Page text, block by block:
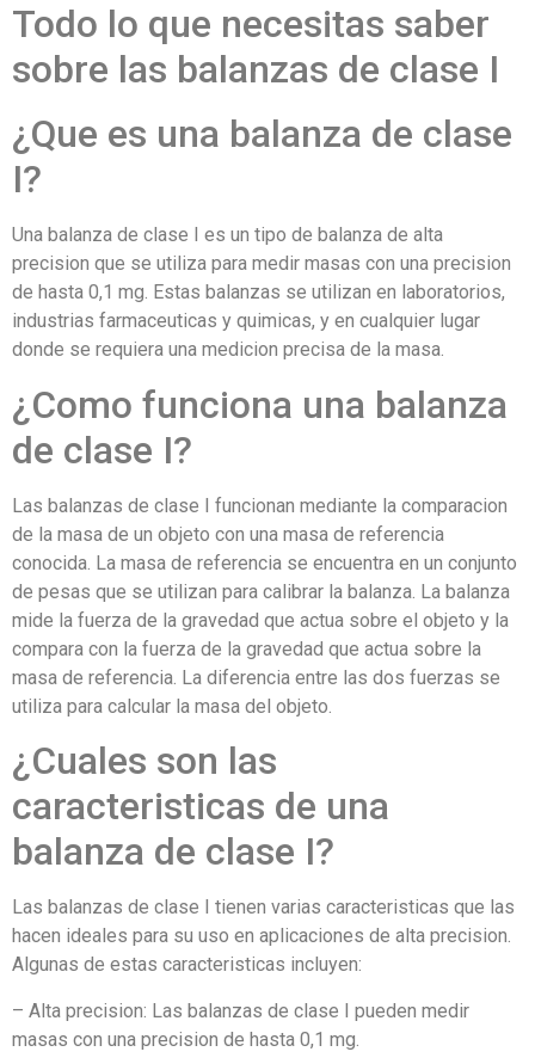
Todo lo que necesitas saber
sobre las balanzas de clase I
¿Que es una balanza de clase
I?
Una balanza de clase I es un tipo de balanza de alta
precision que se utiliza para medir masas con una precision
de hasta 0,1 mg. Estas balanzas se utilizan en laboratorios,
industrias farmaceuticas y quimicas, y en cualquier lugar
donde se requiera una medicion precisa de la masa.
¿Como funciona una balanza
de clase I?
Las balanzas de clase I funcionan mediante la comparacion
de la masa de un objeto con una masa de referencia
conocida. La masa de referencia se encuentra en un conjunto
de pesas que se utilizan para calibrar la balanza. La balanza
mide la fuerza de la gravedad que actua sobre el objeto y la
compara con la fuerza de la gravedad que actua sobre la
masa de referencia. La diferencia entre las dos fuerzas se
utiliza para calcular la masa del objeto.
¿Cuales son las
caracteristicas de una
balanza de clase I?
Las balanzas de clase I tienen varias caracteristicas que las
hacen ideales para su uso en aplicaciones de alta precision.
Algunas de estas caracteristicas incluyen:
– Alta precision: Las balanzas de clase I pueden medir
masas con una precision de hasta 0,1 mg.